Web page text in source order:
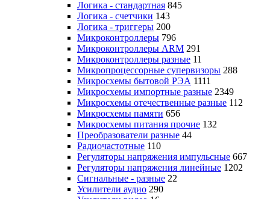
Логика - стандартная 845
Логика - счетчики 143
Логика - триггеры 200
Микроконтроллеры 796
Микроконтроллеры ARM 291
Микроконтроллеры разные 11
Микропроцессорные супервизоры 288
Микросхемы бытовой РЭА 1111
Микросхемы импортные разные 2349
Микросхемы отечественные разные 112
Микросхемы памяти 656
Микросхемы питания прочие 132
Преобразователи разные 44
Радиочастотные 110
Регуляторы напряжения импульсные 667
Регуляторы напряжения линейные 1202
Сигнальные - разные 22
Усилители аудио 290